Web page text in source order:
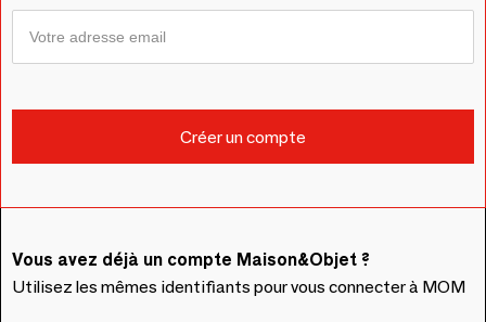
Vous avez déjà un compte Maison&Objet ?
Utilisez les mêmes identifiants pour vous connecter à MOM